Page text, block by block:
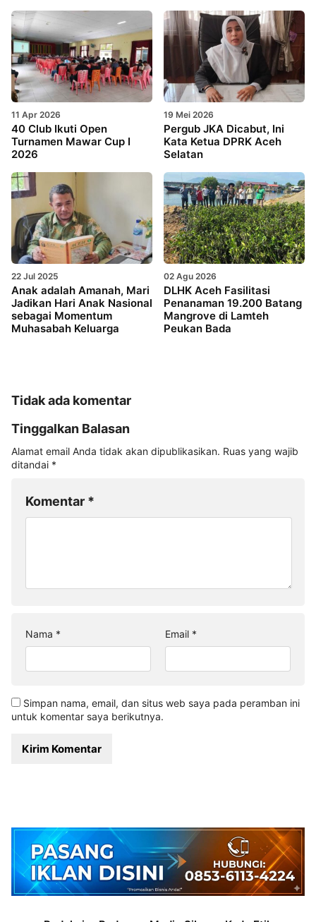
11 Apr 2026
40 Club Ikuti Open
Turnamen Mawar Cup I
2026
19 Mei 2026
Pergub JKA Dicabut, Ini
Kata Ketua DPRK Aceh
Selatan
22 Jul 2025
Anak adalah Amanah, Mari
Jadikan Hari Anak Nasional
sebagai Momentum
Muhasabah Keluarga
02 Agu 2026
DLHK Aceh Fasilitasi
Penanaman 19.200 Batang
Mangrove di Lamteh
Peukan Bada
Tidak ada komentar
Tinggalkan Balasan
Alamat email Anda tidak akan dipublikasikan. Ruas yang wajib
ditandai *
Komentar *
Nama * Email *
Simpan nama, email, dan situs web saya pada peramban ini
untuk komentar saya berikutnya.